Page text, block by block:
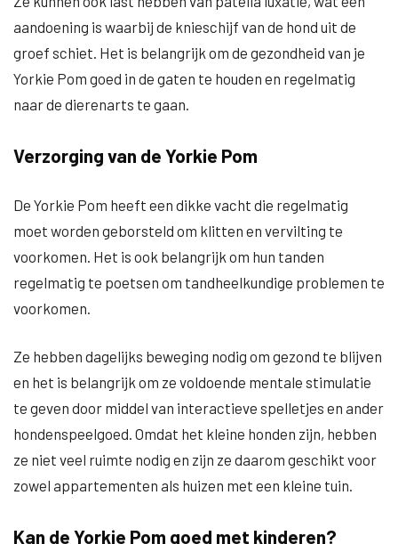
aandoening is waarbij de knieschijf van de hond uit de
groef schiet. Het is belangrijk om de gezondheid van je
Yorkie Pom goed in de gaten te houden en regelmatig
naar de dierenarts te gaan.
Verzorging van de Yorkie Pom
De Yorkie Pom heeft een dikke vacht die regelmatig
moet worden geborsteld om klitten en vervilting te
voorkomen. Het is ook belangrijk om hun tanden
regelmatig te poetsen om tandheelkundige problemen te
voorkomen.
Ze hebben dagelijks beweging nodig om gezond te blijven
en het is belangrijk om ze voldoende mentale stimulatie
te geven door middel van interactieve spelletjes en ander
hondenspeelgoed. Omdat het kleine honden zijn, hebben
ze niet veel ruimte nodig en zijn ze daarom geschikt voor
zowel appartementen als huizen met een kleine tuin.
Kan de Yorkie Pom goed met kinderen?